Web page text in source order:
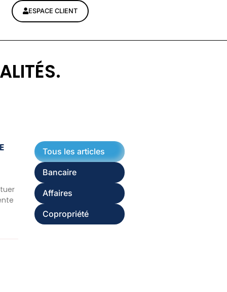
ESPACE CLIENT
Tous les articles
Bancaire
Affaires
Copropriété